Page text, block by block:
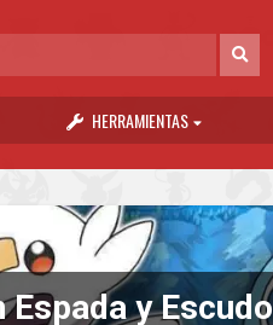
HERRAMIENTAS
Espada y Escudo